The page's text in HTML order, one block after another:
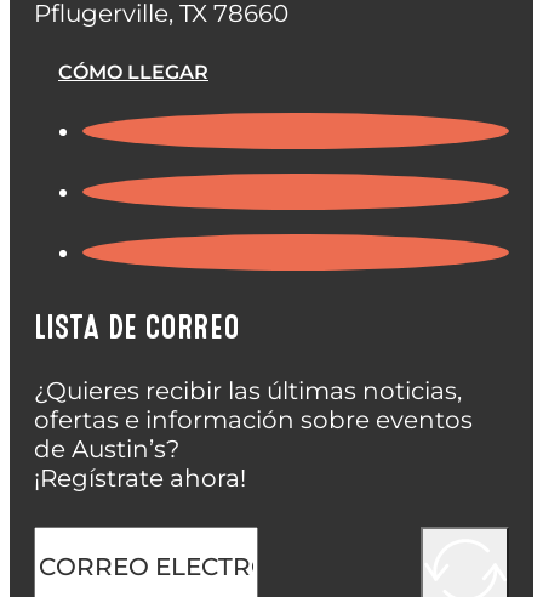
Pflugerville, TX 78660
CÓMO LLEGAR
LISTA DE CORREO
¿Quieres recibir las últimas noticias,
ofertas e información sobre eventos
de Austin’s?
¡Regístrate ahora!